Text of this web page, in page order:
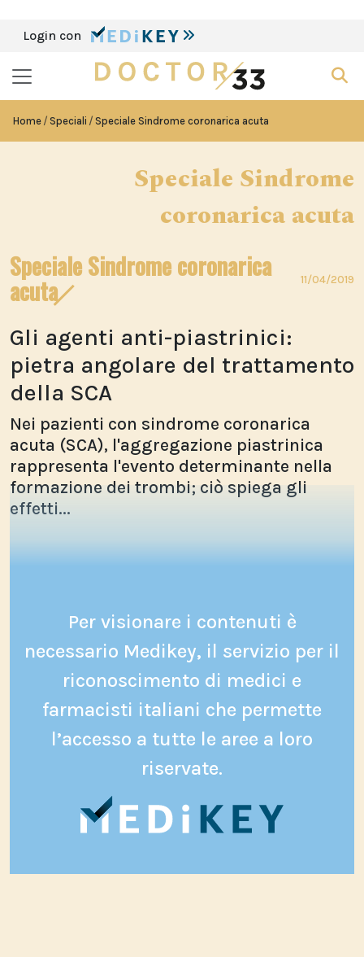
Login con
Home Speciali Speciale Sindrome coronarica acuta
Speciale Sindrome
coronarica acuta
Speciale Sindrome coronarica
acuta 11/04/2019
Gli agenti anti-piastrinici:
pietra angolare del trattamento
della SCA
Nei pazienti con sindrome coronarica
acuta (SCA), l'aggregazione piastrinica
rappresenta l'evento determinante nella
formazione dei trombi; ciò spiega gli
effetti...
Per visionare i contenuti è
necessario Medikey, il servizio per il
riconoscimento di medici e
farmacisti italiani che permette
l’accesso a tutte le aree a loro
riservate.